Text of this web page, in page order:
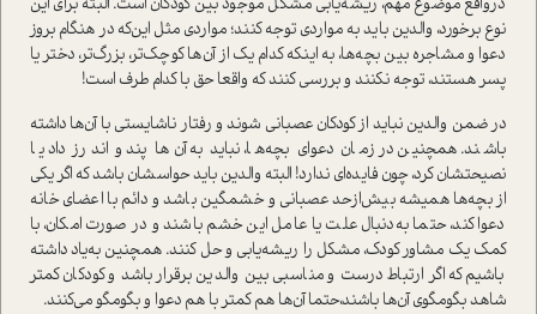
در‌واقع موضوع مهم، ريشه‌يابي مشكل موجود بين كودكان ا‌ست. البته برای این
نوع برخورد، والدین باید به مواردی توجه کنند؛ مواردی مثل این‌که در هنگام بروز
دعوا و مشاجره بين بچه‌ها، به اينكه كدام يك از آن‌ها كوچك‌تر، بزرگ‌تر، دختر يا
پسر هستند، توجه نكنند و بررسی کنند که واقعا حق با كدام طرف ا‌ست!
در ضمن والدین نبايد از كودكان عصباني شوند و رفتار ناشايستي با آن‌ها داشته
باشند. همچنین در زمان دعواي بچه‌ها، نباید به آن‌ها پند و اندرز داد یا
نصيحتشان کرد، چون فايده‌اي ندارد! البته والدین باید حواسشان باشد که اگر يكي
از بچه‌ها همیشه بيش‌از‌حد عصباني و خشمگين باشد و دائم با اعضاي خانه
دعوا كند، حتما به‌دنبال علت یا عامل این خشم باشند و در صورت امکان، با
کمک یک مشاور کودک، مشکل را ریشه‌یابی و حل کنند. همچنین به‌یاد داشته
باشیم که اگر ارتباط درست و مناسبي بين والدين برقرار باشد و كودكان كمتر
شاهد بگو‌مگوي آن‌ها باشند،حتما آن‌ها هم كمتر با هم دعوا و بگو‌مگو مي‌كنند.